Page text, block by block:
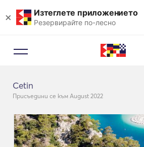
× Изтеглете приложението
Резервирайте по-лесно
Cetin
Присъедини се към August 2022